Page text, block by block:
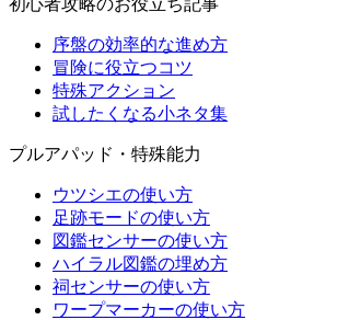
初心者攻略のお役立ち記事
序盤の効率的な進め方
冒険に役立つコツ
特殊アクション
試したくなる小ネタ集
プルアパッド・特殊能力
ウツシエの使い方
足跡モードの使い方
図鑑センサーの使い方
ハイラル図鑑の埋め方
祠センサーの使い方
ワープマーカーの使い方